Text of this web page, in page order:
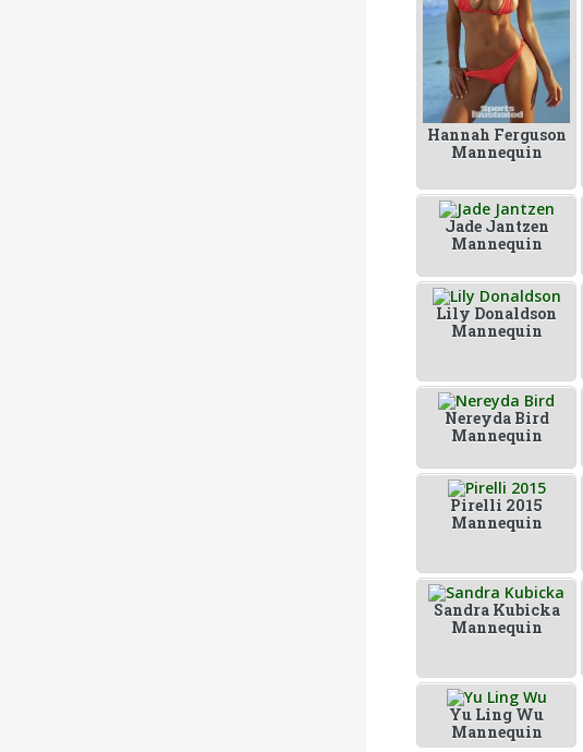
Hannah Ferguson
Mannequin
Jade Jantzen
Mannequin
Lily Donaldson
Mannequin
Nereyda Bird
Mannequin
Pirelli 2015
Mannequin
Sandra Kubicka
Mannequin
Yu Ling Wu
Mannequin